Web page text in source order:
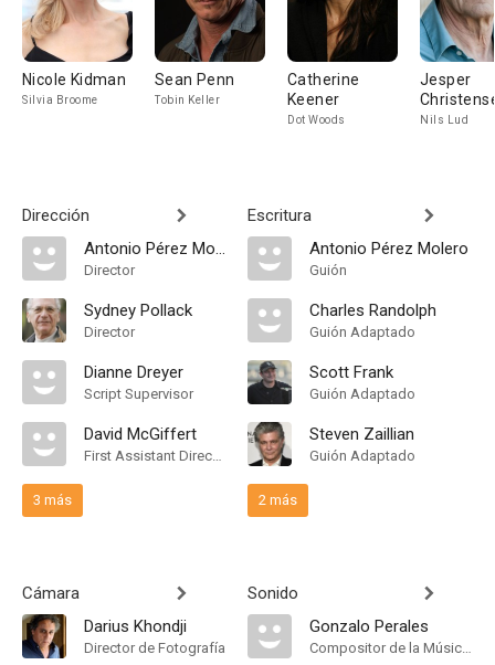
Nicole Kidman
Silvia Broome
Sean Penn
Tobin Keller
Catherine
Keener
Dot Woods
Jesper
Nils Lud
Dirección
Antonio Pérez Molero
Director
Sydney Pollack
Director
Dianne Dreyer
Script Supervisor
David McGiffert
First Assistant Director
3 más
Cámara
Darius Khondji
Director de Fotografía
Escritura
Antonio Pérez Molero
Guión
Charles Randolph
Guión Adaptado
Scott Frank
Guión Adaptado
Steven Zaillian
Guión Adaptado
2 más
Sonido
Gonzalo Perales
Compositor de la Música Original